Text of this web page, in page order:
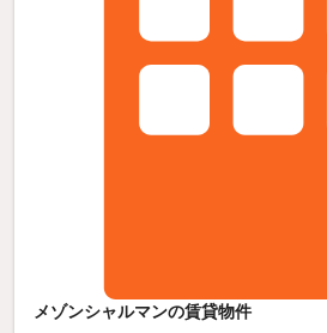
メゾンシャルマンの賃貸物件